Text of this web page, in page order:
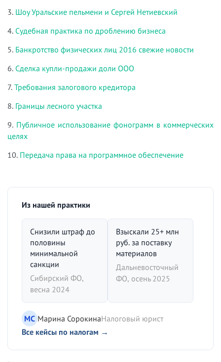
3. Шоу Уральские пельмени и Сергей Нетиевский
4. Судебная практика по дроблению бизнеса
5. Банкротство физических лиц 2016 свежие новости
6. Сделка купли-продажи доли ООО
7. Требования залогового кредитора
8. Границы лесного участка
9. Публичное использование фонограмм в коммерческих
целях
10. Передача права на программное обеспечение
Из нашей практики
Снизили штраф до
половины
минимальной
санкции
Сибирский ФО,
весна 2024
Взыскали 25+ млн
руб. за поставку
материалов
Дальневосточный
ФО, осень 2025
МС Марина СорокинаНалоговый юрист
Все кейсы по налогам →